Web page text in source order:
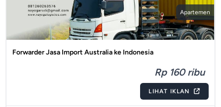
Apartemen
Forwarder Jasa Import Australia ke Indonesia
Rp 160 ribu
LIHAT IKLAN